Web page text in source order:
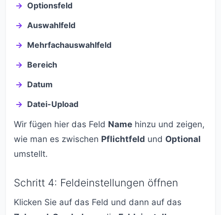
Optionsfeld
Auswahlfeld
Mehrfachauswahlfeld
Bereich
Datum
Datei-Upload
Wir fügen hier das Feld Name hinzu und zeigen,
wie man es zwischen Pflichtfeld und Optional
umstellt.
Schritt 4: Feldeinstellungen öffnen
Klicken Sie auf das Feld und dann auf das